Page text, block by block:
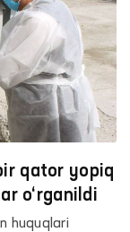
qator yopiq
o‘rganildi
huquqlari